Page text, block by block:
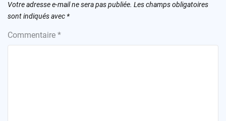
Votre adresse e-mail ne sera pas publiée. Les champs obligatoires
sont indiqués avec *
Commentaire *